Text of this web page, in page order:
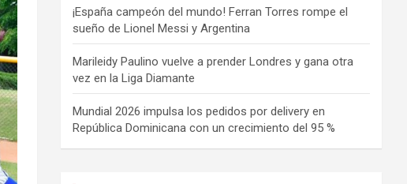
¡España campeón del mundo! Ferran Torres rompe el
sueño de Lionel Messi y Argentina
Marileidy Paulino vuelve a prender Londres y gana otra
vez en la Liga Diamante
Mundial 2026 impulsa los pedidos por delivery en
República Dominicana con un crecimiento del 95 %